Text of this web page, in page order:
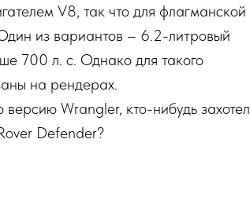
V8, так что для флагманской
из вариантов – 6.2-литровый
700 л. с. Однако для такого
на рендерах.
Wrangler, кто-нибудь захотел
Defender?